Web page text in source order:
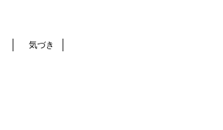
気づき